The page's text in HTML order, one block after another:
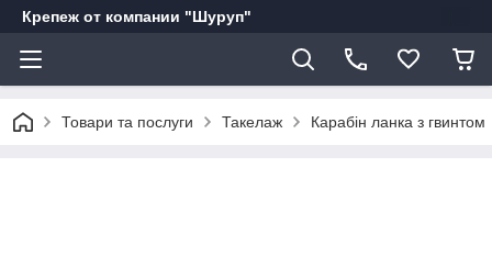
Крепеж от компании "Шуруп"
Товари та послуги Такелаж Карабін ланка з гвинтом